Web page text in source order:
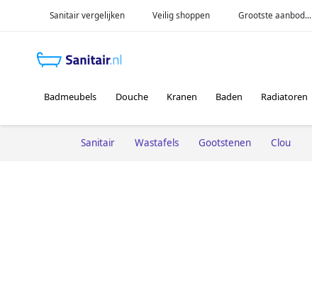
Sanitair vergelijken Veilig shoppen Grootste aanbod...
Badmeubels Douche Kranen Baden Radiatoren
Sanitair Wastafels Gootstenen Clou